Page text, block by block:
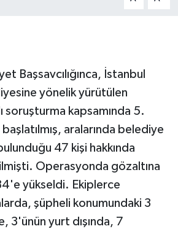
Başsavcılığınca, İstanbul
yönelik yürütülen
soruşturma kapsamında 5.
aralarında belediye
47 kişi hakkında
Operasyonda gözaltına
34'e yükseldi. Ekiplerce
şüpheli konumundaki 3
3'ünün yurt dışında, 7